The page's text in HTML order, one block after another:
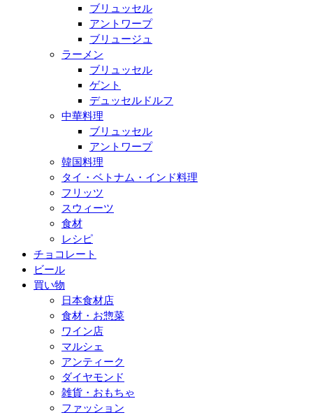
ブリュッセル
アントワープ
ブリュージュ
ラーメン
ブリュッセル
ゲント
デュッセルドルフ
中華料理
ブリュッセル
アントワープ
韓国料理
タイ・ベトナム・インド料理
フリッツ
スウィーツ
食材
レシピ
チョコレート
ビール
買い物
日本食材店
食材・お惣菜
ワイン店
マルシェ
アンティーク
ダイヤモンド
雑貨・おもちゃ
ファッション